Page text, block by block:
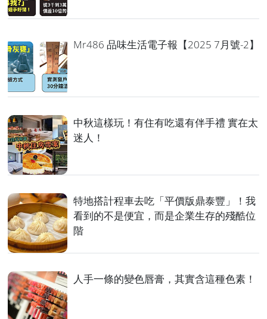
Mr486 品味生活電子報【2025 7月號-2】
中秋這樣玩！有住有吃還有伴手禮 實在太
迷人！
特地搭計程車去吃「平價版鼎泰豐」！我
看到的不是便宜，而是企業生存的殘酷位
階
人手一條的變色唇膏，其實含這種色素！